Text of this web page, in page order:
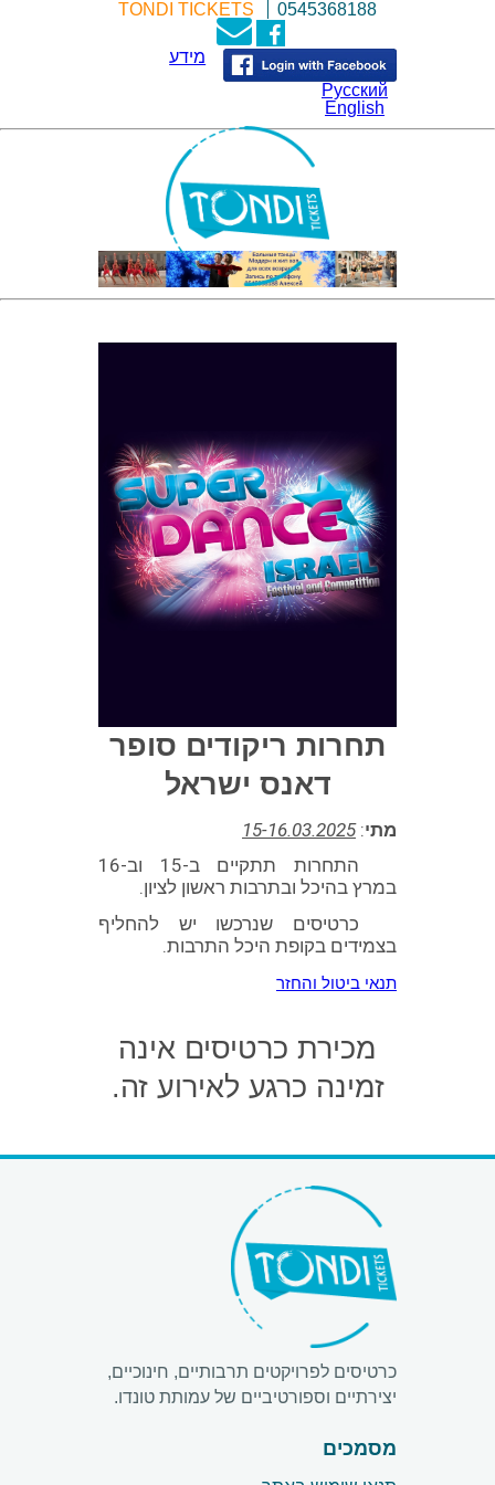
TONDI TICKETS 0545368188
מידע
Русский
English
תחרות ריקודים סופר
דאנס ישראל
מתי:
15-16.03.2025
התחרות תתקיים ב-15 וב-16
במרץ בהיכל ובתרבות ראשון לציון.
כרטיסים שנרכשו יש להחליף
בצמידים בקופת היכל התרבות.
תנאי ביטול והחזר
מכירת כרטיסים אינה
זמינה כרגע לאירוע זה.
כרטיסים לפרויקטים תרבותיים, חינוכיים,
יצירתיים וספורטיביים של עמותת טונדו.
מסמכים